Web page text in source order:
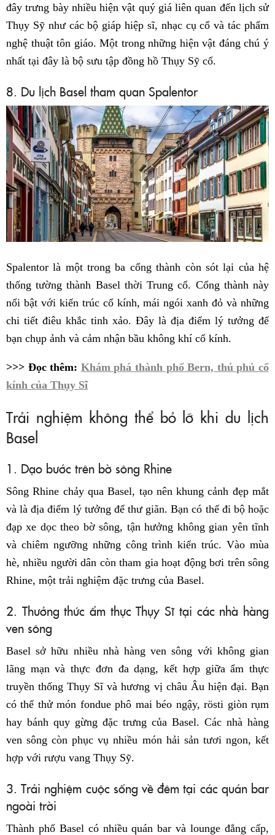
đây trưng bày nhiều hiện vật quý giá liên quan đến lịch sử
Thụy Sỹ như các bộ giáp hiệp sĩ, nhạc cụ cổ và tác phẩm
nghệ thuật tôn giáo. Một trong những hiện vật đáng chú ý
nhất tại đây là bộ sưu tập đồng hồ Thụy Sỹ cổ.
8. Du lịch Basel tham quan Spalentor
Spalentor là một trong ba cổng thành còn sót lại của hệ
thống tường thành Basel thời Trung cổ. Cổng thành này
nổi bật với kiến trúc cổ kính, mái ngói xanh đỏ và những
chi tiết điêu khắc tinh xảo. Đây là địa điểm lý tưởng để
bạn chụp ảnh và cảm nhận bầu không khí cổ kính.
>>> Đọc thêm: Khám phá thành phố Bern, thủ phủ cổ
kính của Thụy Sĩ
Trải nghiệm không thể bỏ lỡ khi du lịch
Basel
1. Dạo bước trên bờ sông Rhine
Sông Rhine chảy qua Basel, tạo nên khung cảnh đẹp mắt
và là địa điểm lý tưởng để thư giãn. Bạn có thể đi bộ hoặc
đạp xe dọc theo bờ sông, tận hưởng không gian yên tĩnh
và chiêm ngưỡng những công trình kiến trúc. Vào mùa
hè, nhiều người dân còn tham gia hoạt động bơi trên sông
Rhine, một trải nghiệm đặc trưng của Basel.
2. Thưởng thức ẩm thực Thụy Sĩ tại các nhà hàng
ven sông
Basel sở hữu nhiều nhà hàng ven sông với không gian
lãng mạn và thực đơn đa dạng, kết hợp giữa ẩm thực
truyền thống Thụy Sĩ và hương vị châu Âu hiện đại. Bạn
có thể thử món fondue phô mai béo ngậy, rösti giòn rụm
hay bánh quy gừng đặc trưng của Basel. Các nhà hàng
ven sông còn phục vụ nhiều món hải sản tươi ngon, kết
hợp với rượu vang Thụy Sỹ.
3. Trải nghiệm cuộc sống về đêm tại các quán bar
ngoài trời
Thành phố Basel có nhiều quán bar và lounge đẳng cấp,